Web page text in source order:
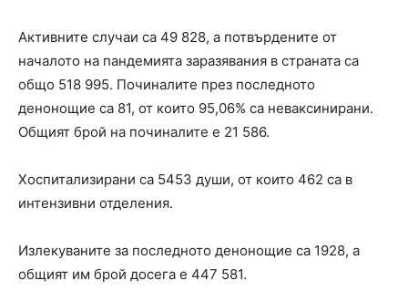
Активните случаи са 49 828, а потвърдените от
началото на пандемията заразявания в страната са
общо 518 995. Починалите през последното
денонощие са 81, от които 95,06% са неваксинирани.
Общият брой на починалите е 21 586.
Хоспитализирани са 5453 души, от които 462 са в
интензивни отделения.
Излекуваните за последното денонощие са 1928, а
общият им брой досега е 447 581.